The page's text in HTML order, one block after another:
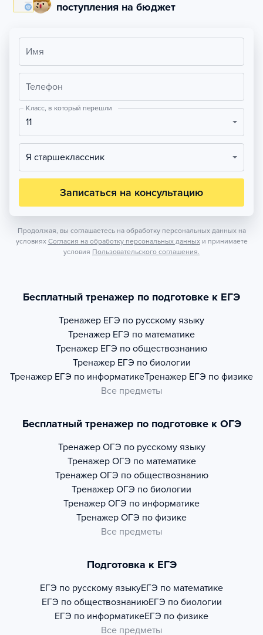
поступления на бюджет
Имя
Телефон
Класс, в который перешли
11
Я старшеклассник
Записаться на консультацию
Продолжая, вы соглашаетесь на обработку персональных данных на
условиях Согласия на обработку персональных данных и принимаете
условия Пользовательского соглашения.
Бесплатный тренажер по подготовке к ЕГЭ
Тренажер ЕГЭ по русскому языку
Тренажер ЕГЭ по математике
Тренажер ЕГЭ по обществознанию
Тренажер ЕГЭ по биологии
Тренажер ЕГЭ по информатикеТренажер ЕГЭ по физике
Все предметы
Бесплатный тренажер по подготовке к ОГЭ
Тренажер ОГЭ по русскому языку
Тренажер ОГЭ по математике
Тренажер ОГЭ по обществознанию
Тренажер ОГЭ по биологии
Тренажер ОГЭ по информатике
Тренажер ОГЭ по физике
Все предметы
Подготовка к ЕГЭ
ЕГЭ по русскому языкуЕГЭ по математике
ЕГЭ по обществознаниюЕГЭ по биологии
ЕГЭ по информатикеЕГЭ по физике
Все предметы